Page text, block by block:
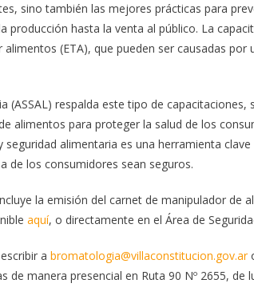
sino también las mejores prácticas para
hasta la venta al público. La
(ETA), que pueden ser causadas por
(ASSAL) respalda este tipo de
alimentos para proteger la salud de los
seguridad alimentaria es una herramienta
de los consumidores sean seguros.
la emisión del carnet de manipulador de
aquí, o directamente en el Área de
a bromatologia@villaconstitucion.gov.ar
de manera presencial en Ruta 90 Nº 2655, de